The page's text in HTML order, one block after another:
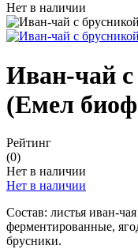
Нет в наличии
Иван-чай с
(Емел
Рейтинг
(0)
Нет в наличии
Нет в наличии
Состав: листья иван-
ферментированные,
брусники.